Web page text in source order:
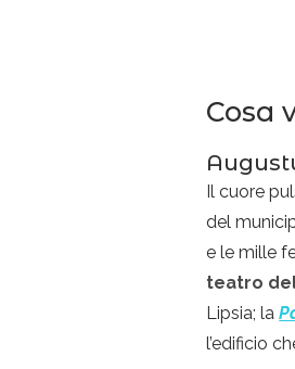
Cosa
Il cuore
del
e le mille
teatro
Lipsia; la
l’edificio